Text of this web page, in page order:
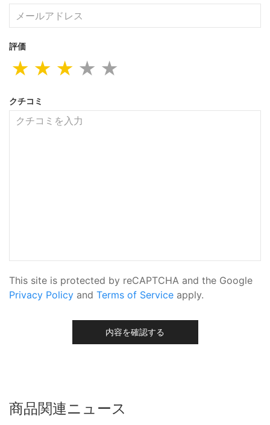
評価
★
★
★
★
★
クチコミ
This site is protected by reCAPTCHA and the Google
Privacy Policy and Terms of Service apply.
内容を確認する
商品関連ニュース